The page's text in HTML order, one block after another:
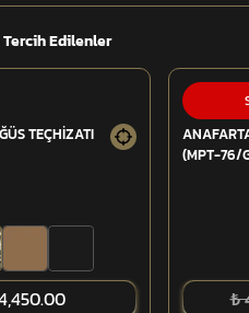
Edilenler
TEÇHİZATI
(MPT-76/
₺